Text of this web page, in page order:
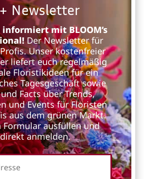
Newsletter
mit BLOOM’s
Der Newsletter für
Unser kostenfreier
liefert euch regelmäßig
Floristikideen für ein
Tagesgeschäft sowie
Facts über Trends,
und Events für Floristen
aus dem grünen Markt.
Formular ausfüllen und
direkt anmelden.